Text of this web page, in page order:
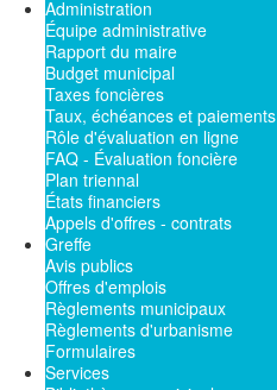
Administration
Équipe administrative
Rapport du maire
Budget municipal
Taxes foncières
Taux, échéances et paiements
Rôle d'évaluation en ligne
FAQ - Évaluation foncière
Plan triennal
États financiers
Appels d'offres - contrats
Greffe
Avis publics
Offres d'emplois
Règlements municipaux
Règlements d'urbanisme
Formulaires
Services